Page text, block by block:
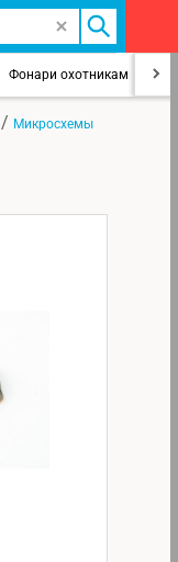
Фонари охотникам
/ Микросхемы